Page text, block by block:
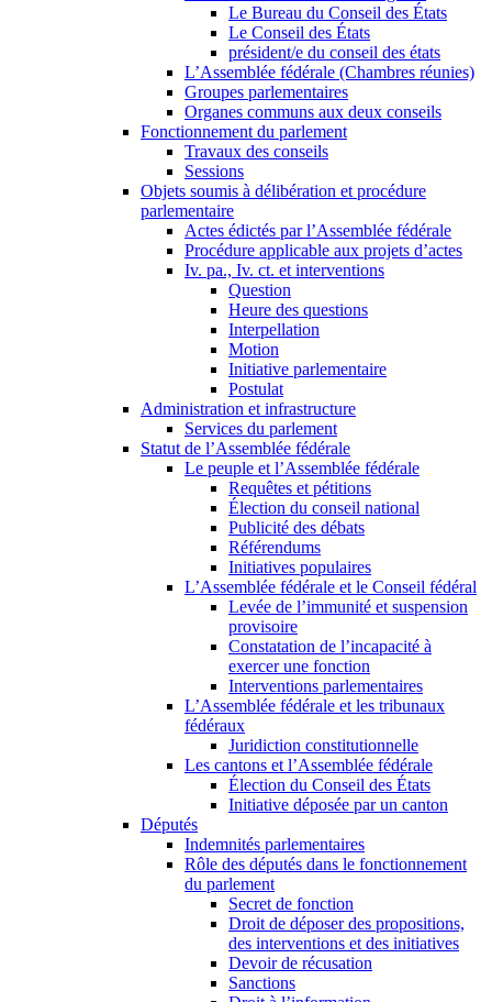
Le Bureau du Conseil des États
Le Conseil des États
président/e du conseil des états
L’Assemblée fédérale (Chambres réunies)
Groupes parlementaires
Organes communs aux deux conseils
Fonctionnement du parlement
Travaux des conseils
Sessions
Objets soumis à délibération et procédure
parlementaire
Actes édictés par l’Assemblée fédérale
Procédure applicable aux projets d’actes
Iv. pa., Iv. ct. et interventions
Question
Heure des questions
Interpellation
Motion
Initiative parlementaire
Postulat
Administration et infrastructure
Services du parlement
Statut de l’Assemblée fédérale
Le peuple et l’Assemblée fédérale
Requêtes et pétitions
Élection du conseil national
Publicité des débats
Référendums
Initiatives populaires
L’Assemblée fédérale et le Conseil fédéral
Levée de l’immunité et suspension
provisoire
Constatation de l’incapacité à
exercer une fonction
Interventions parlementaires
L’Assemblée fédérale et les tribunaux
fédéraux
Juridiction constitutionnelle
Les cantons et l’Assemblée fédérale
Élection du Conseil des États
Initiative déposée par un canton
Députés
Indemnités parlementaires
Rôle des députés dans le fonctionnement
du parlement
Secret de fonction
Droit de déposer des propositions,
des interventions et des initiatives
Devoir de récusation
Sanctions